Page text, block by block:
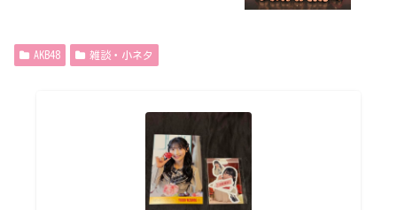
AKB48 雑談・小ネタ